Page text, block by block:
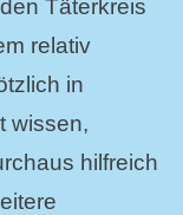
Täterkreis
relativ
in
wissen,
hilfreich